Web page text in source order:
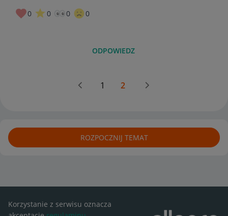
0 0 0 0
ODPOWIEDZ
1 2
ROZPOCZNIJ TEMAT
Korzystanie z serwisu oznacza